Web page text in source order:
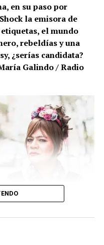
en su paso por
la emisora de
el mundo
rebeldías y una
¿serías candidata?
Galindo / Radio